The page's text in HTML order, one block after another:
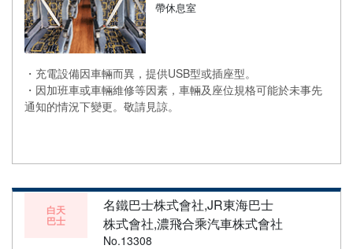
帶休息室
・充電設備因車輛而異，提供USB型或插座型。
・因加班車或車輛維修等因素，車輛及座位規格可能於未事先
通知的情況下變更。敬請見諒。
白天
巴士
名鐵巴士株式會社,JR東海巴士
株式會社,濃飛合乘汽車株式會社
No.13308